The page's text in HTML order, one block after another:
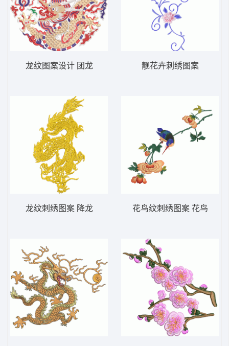
龙纹图案设计 团龙
龙纹刺绣图案 降龙
靓花卉刺绣图案
花鸟纹刺绣图案 花鸟